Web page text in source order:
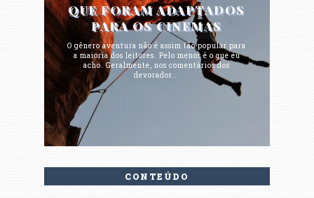
QUE FORAM ADAPTADOS
PARA OS CINEMAS
O gênero aventura não é assim tão popular para
a maioria dos leitores. Pelo menos é o que eu
acho. Geralmente, nos comentários dos
devorador...
CONTEÚDO